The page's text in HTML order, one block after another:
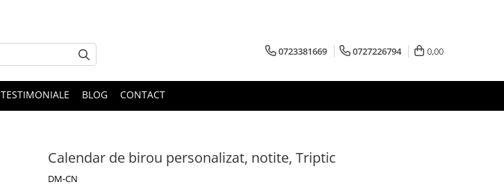
0723381669 0727226794 0,00
TESTIMONIALE BLOG CONTACT
Calendar de birou personalizat, notite, Triptic
DM-CN